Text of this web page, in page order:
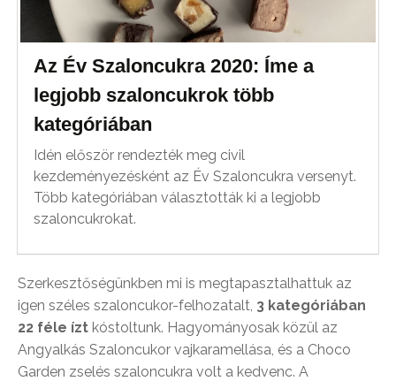
Az Év Szaloncukra 2020: Íme a
legjobb szaloncukrok több
kategóriában
Idén először rendezték meg civil
kezdeményezésként az Év Szaloncukra versenyt.
Több kategóriában választották ki a legjobb
szaloncukrokat.
Szerkesztőségünkben mi is megtapasztalhattuk az
igen széles szaloncukor-felhozatalt, 3 kategóriában
22 féle ízt kóstoltunk. Hagyományosak közül az
Angyalkás Szaloncukor vajkaramellása, és a Choco
Garden zselés szaloncukra volt a kedvenc. A